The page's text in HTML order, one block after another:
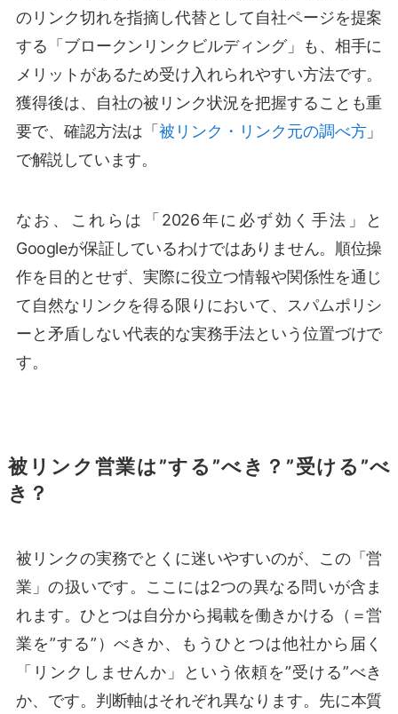
のリンク切れを指摘し代替として自社ページを提案
する「ブロークンリンクビルディング」も、相手に
メリットがあるため受け入れられやすい方法です。
獲得後は、自社の被リンク状況を把握することも重
要で、確認方法は「被リンク・リンク元の調べ方」
で解説しています。
なお、これらは「2026年に必ず効く手法」と
Googleが保証しているわけではありません。順位操
作を目的とせず、実際に役立つ情報や関係性を通じ
て自然なリンクを得る限りにおいて、スパムポリシ
ーと矛盾しない代表的な実務手法という位置づけで
す。
被リンク営業は”する”べき？”受ける”べ
き？
被リンクの実務でとくに迷いやすいのが、この「営
業」の扱いです。ここには2つの異なる問いが含ま
れます。ひとつは自分から掲載を働きかける（＝営
業を”する”）べきか、もうひとつは他社から届く
「リンクしませんか」という依頼を”受ける”べき
か、です。判断軸はそれぞれ異なります。先に本質